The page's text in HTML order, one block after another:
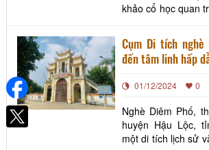
khảo cổ học quan
thủy trên dải đất
những năm 1960,
điểm sáng trong
đá cũ.
Cụm Di tích
đến tâm linh hấp
01/12/2024 0
Nghè Diêm Phố,
huyện Hậu Lộc,
một di tích lịch sử